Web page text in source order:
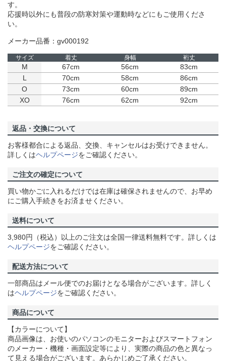
す。
応援時以外にも普段の防寒対策や運動時などにもご使用くださ
い。
メーカー品番：gv000192
サイズ 着丈 身幅 裄丈
M 67cm 56cm
83cm
L
70cm 58cm
86cm
O
73cm 60cm
89cm
XO
76cm 62cm 92cm
返品・交換について
お客様都合による返品、交換、キャンセルはお受けできません。
詳しくはヘルプページをご確認ください。
ご注文の確定について
買い物かごに入れるだけでは在庫は確保されませんので、お早め
にご購入手続きをお済ませください。
送料について
3,980円（税込）以上のご注文は全国一律送料無料です。詳しくは
ヘルプページをご確認ください。
配送方法について
一部商品はメール便でのお届けとなる場合がございます。詳しく
はヘルプページをご確認ください。
商品について
【カラーについて】
商品画像は、お使いのパソコンのモニターおよびスマートフォン
のメーカー・機種・画面設定等により、実際の商品の色と異なっ
て見える場合がございます。あらかじめご了承ください。